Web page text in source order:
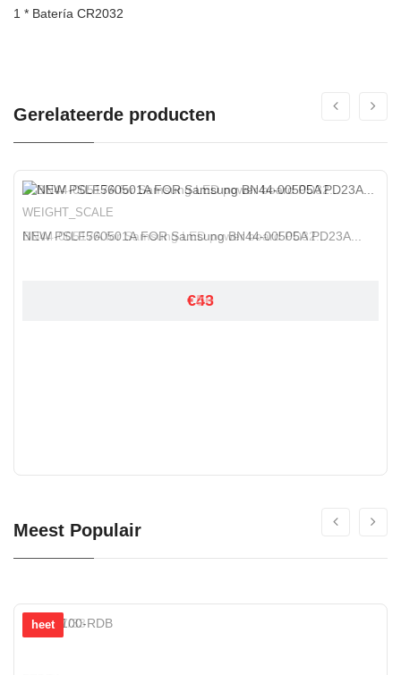
1 * Batería CR2032
Gerelateerde producten
WEIGHT_SCALE
BN44-00517A for Samsung LED power board PD32...
€50
WEIGHT_SCALE
NEW PSLF560501A FOR Samsung BN44-00505A PD23A...
€43
Meest Populair
heet
heet